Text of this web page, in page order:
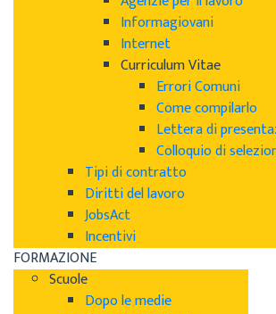
Informagiovani
Internet
Curriculum Vitae
Errori Comuni
Come compilarlo
Lettera di
Colloquio di
Tipi di contratto
Diritti del lavoro
JobsAct
Incentivi
FORMAZIONE
Scuole
Dopo le medie